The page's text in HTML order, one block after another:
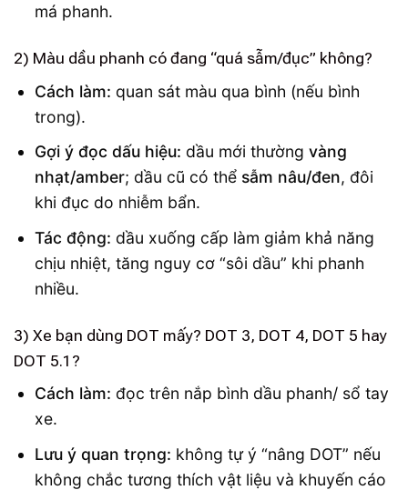
má phanh.
2) Màu dầu phanh có đang “quá sẫm/đục” không?
Cách làm: quan sát màu qua bình (nếu bình
trong).
Gợi ý đọc dấu hiệu: dầu mới thường vàng
nhạt/amber; dầu cũ có thể sẫm nâu/đen, đôi
khi đục do nhiễm bẩn.
Tác động: dầu xuống cấp làm giảm khả năng
chịu nhiệt, tăng nguy cơ “sôi dầu” khi phanh
nhiều.
3) Xe bạn dùng DOT mấy? DOT 3, DOT 4, DOT 5 hay
DOT 5.1?
Cách làm: đọc trên nắp bình dầu phanh/ sổ tay
xe.
Lưu ý quan trọng: không tự ý “nâng DOT” nếu
không chắc tương thích vật liệu và khuyến cáo